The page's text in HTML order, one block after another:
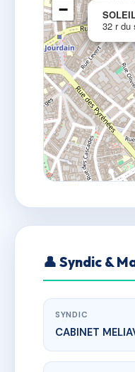
32 r du
−
👤 Syndic &
SYNDIC
CABINET